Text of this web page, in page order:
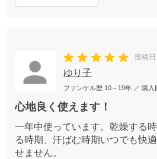
投稿日
ゆり子
ファンケル歴 10～19年 ／ 購入
心地良く使えます！
一年中使っています。乾燥する
る時期、汗ばむ時期いつでも快
せません。